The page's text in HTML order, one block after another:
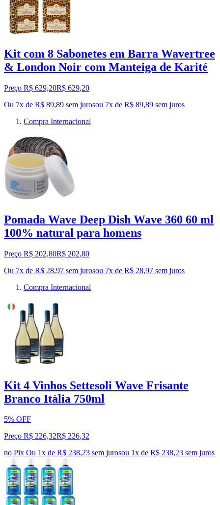
Kit com 8 Sabonetes em Barra Wavertree
& London Noir com Manteiga de Karité
Preço R$ 629,20R$ 629,20
Ou 7x de R$ 89,89 sem jurosou 7x de R$ 89,89 sem juros
Compra Internacional
Pomada Wave Deep Dish Wave 360 60 ml
100% natural para homens
Preço R$ 202,80R$ 202,80
Ou 7x de R$ 28,97 sem jurosou 7x de R$ 28,97 sem juros
Compra Internacional
Kit 4 Vinhos Settesoli Wave Frisante
Branco Itália 750ml
5% OFF
Preço R$ 226,32R$ 226,32
no Pix Ou 1x de R$ 238,23 sem jurosou 1x de R$ 238,23 sem juros